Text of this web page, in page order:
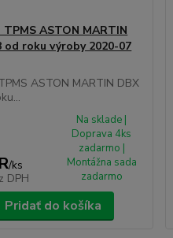
ASTON MARTIN
od roku výroby 2020-07
ASTON MARTIN DBX
/ks
DPH
Na sklade |
Doprava 4ks
zadarmo |
Montážna sada
zadarmo
Pridať do košíka